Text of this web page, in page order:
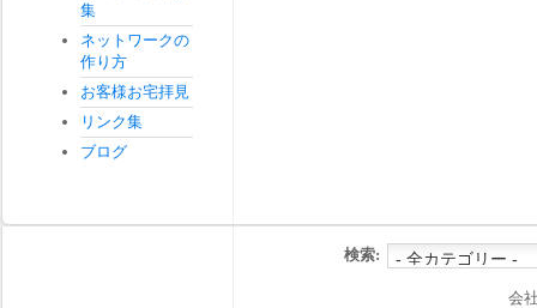
集
ネットワークの
作り方
お客様お宅拝見
リンク集
ブログ
検索:
会